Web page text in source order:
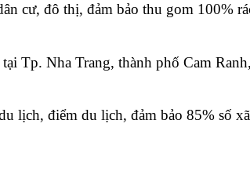
cư, đô thị, đảm bảo thu gom 100%
Tp. Nha Trang, thành phố Cam
lịch, điểm du lịch, đảm bảo 85% số